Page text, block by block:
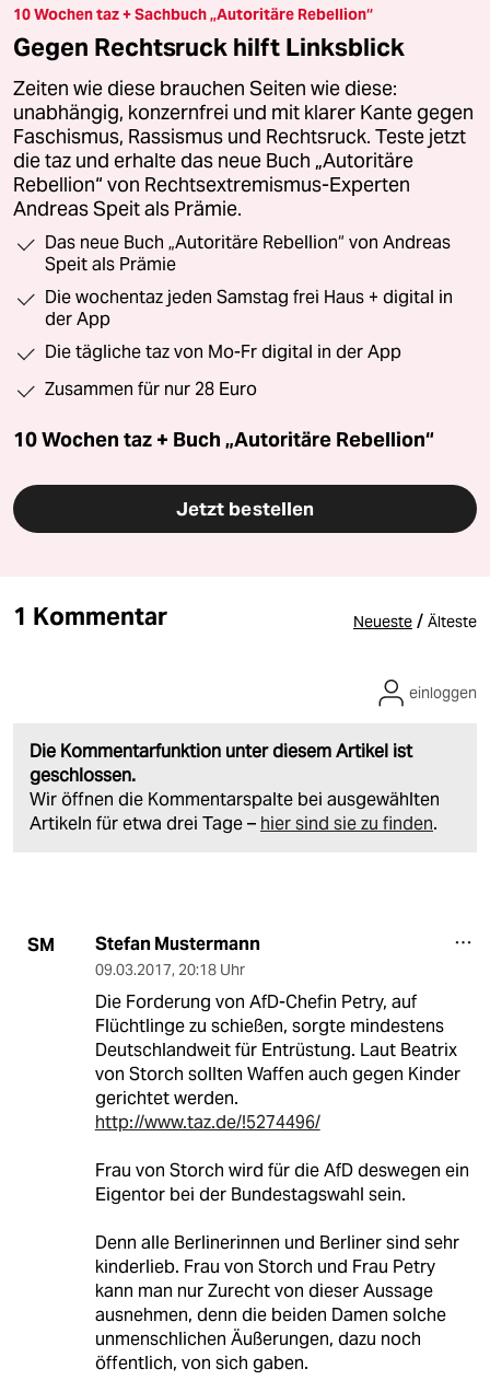
10 Wochen taz + Sachbuch „Autoritäre Rebellion“
Gegen Rechtsruck hilft Linksblick
Zeiten wie diese brauchen Seiten wie diese:
unabhängig, konzernfrei und mit klarer Kante gegen
Faschismus, Rassismus und Rechtsruck. Teste jetzt
die taz und erhalte das neue Buch „Autoritäre
Rebellion“ von Rechtsextremismus-Experten
Andreas Speit als Prämie.
Das neue Buch „Autoritäre Rebellion“ von Andreas
Speit als Prämie
Die wochentaz jeden Samstag frei Haus + digital in
der App
Die tägliche taz von Mo-Fr digital in der App
Zusammen für nur 28 Euro
10 Wochen taz + Buch „Autoritäre Rebellion“
Jetzt bestellen
1 Kommentar Neueste / Älteste
Die Kommentarfunktion unter diesem Artikel ist
geschlossen.
Wir öffnen die Kommentarspalte bei ausgewählten
Artikeln für etwa drei Tage – hier sind sie zu finden.
einloggen
SM Stefan Mustermann
09.03.2017, 20:18 Uhr
Die Forderung von AfD-Chefin Petry, auf
Flüchtlinge zu schießen, sorgte mindestens
Deutschlandweit für Entrüstung. Laut Beatrix
von Storch sollten Waffen auch gegen Kinder
gerichtet werden.
http://www.taz.de/!5274496/
Frau von Storch wird für die AfD deswegen ein
Eigentor bei der Bundestagswahl sein.
Denn alle Berlinerinnen und Berliner sind sehr
kinderlieb. Frau von Storch und Frau Petry
kann man nur Zurecht von dieser Aussage
ausnehmen, denn die beiden Damen solche
unmenschlichen Äußerungen, dazu noch
öffentlich, von sich gaben.